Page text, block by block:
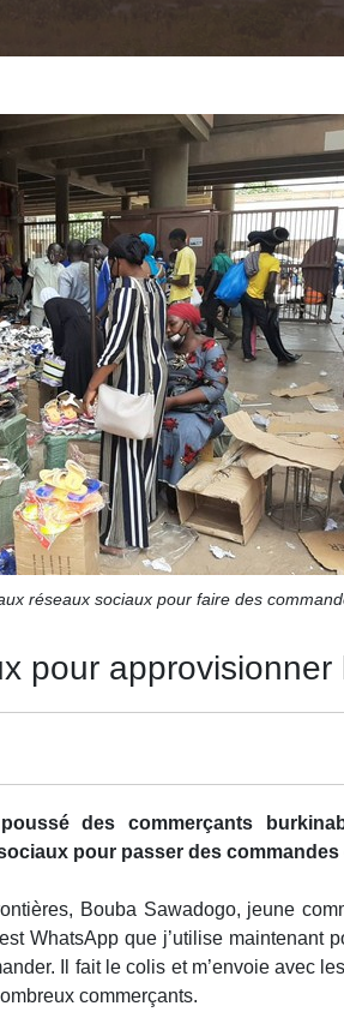
réseaux sociaux pour faire des
pour approvisionner
des commerçants
pour passer des
Bouba Sawadogo, jeune
WhatsApp que j’utilise maintenant
Il fait le colis et m’envoie avec
commerçants.